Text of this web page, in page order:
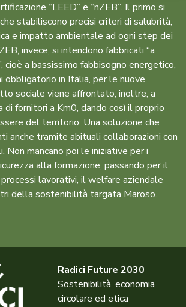
“LEED” e “nZEB”. Il primo si
stabiliscono precisi criteri di salubrità,
e impatto ambientale ad ogni step dei
invece, si intendono fabbricati “a
cioè a bassissimo fabbisogno energetico,
obbligatorio in Italia, per le nuove
sociale viene affrontato, inoltre, a
fornitori a Km0, dando così il proprio
del territorio. Una soluzione che
anche tramite abituali collaborazioni con
Non mancano poi le iniziative per i
alla formazione, passando per il
lavorativi, il welfare aziendale
della sostenibilità targata Maroso.
Radici Future 2030
Sostenibilità, economia
circolare ed etica